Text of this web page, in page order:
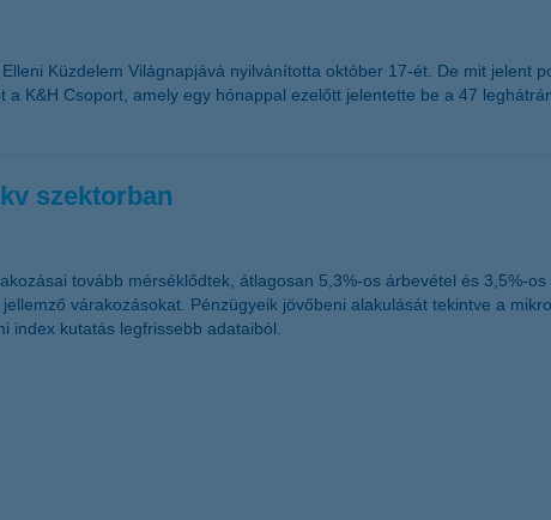
Küzdelem Világnapjává nyilvánította október 17-ét. De mit jelent
K&H Csoport, amely egy hónappal ezelőtt jelentette be a 47
szektorban
tovább mérséklődtek, átlagosan 5,3%-os árbevétel és 3,5%-
várakozásokat. Pénzügyeik jövőbeni alakulását tekintve a
index kutatás legfrissebb adataiból.